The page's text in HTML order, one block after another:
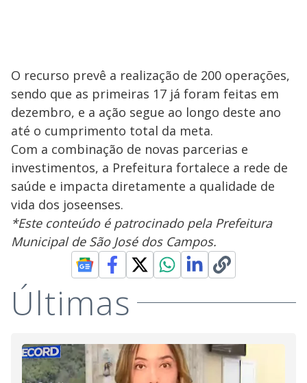
O recurso prevê a realização de 200 operações,
sendo que as primeiras 17 já foram feitas em
dezembro, e a ação segue ao longo deste ano
até o cumprimento total da meta.
Com a combinação de novas parcerias e
investimentos, a Prefeitura fortalece a rede de
saúde e impacta diretamente a qualidade de
vida dos joseenses.
*Este conteúdo é patrocinado pela Prefeitura
Municipal de São José dos Campos.
Últimas